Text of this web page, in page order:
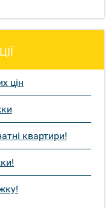
цін
квартири!